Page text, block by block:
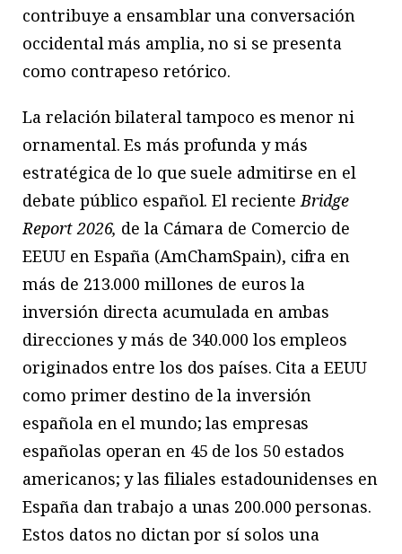
contribuye a ensamblar una conversación
occidental más amplia, no si se presenta
como contrapeso retórico.
La relación bilateral tampoco es menor ni
ornamental. Es más profunda y más
estratégica de lo que suele admitirse en el
debate público español. El recienteBridge
Report 2026, de la Cámara de Comercio de
EEUU en España (AmChamSpain), cifra en
más de 213.000 millones de euros la
inversión directa acumulada en ambas
direcciones y más de 340.000 los empleos
originados entre los dos países. Cita a EEUU
como primer destino de la inversión
española en el mundo; las empresas
españolas operan en 45 de los 50 estados
americanos; y las filiales estadounidenses en
España dan trabajo a unas 200.000 personas.
Estos datos no dictan por sí solos una